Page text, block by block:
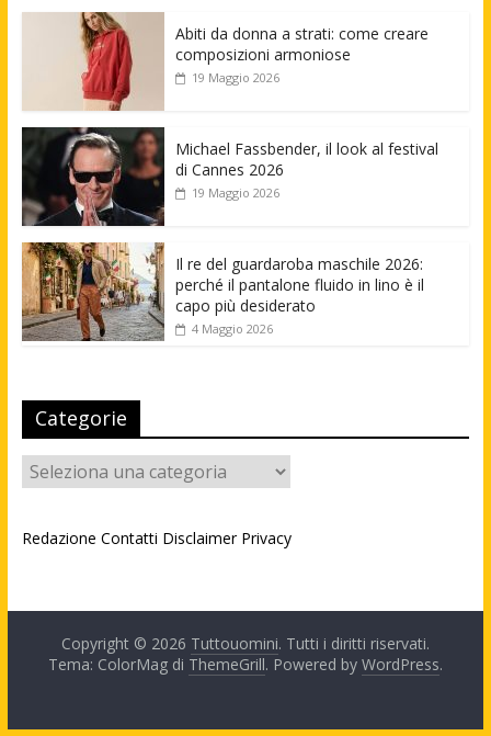
Abiti da donna a strati: come creare
composizioni armoniose
19 Maggio 2026
Michael Fassbender, il look al festival
di Cannes 2026
19 Maggio 2026
Il re del guardaroba maschile 2026:
perché il pantalone fluido in lino è il
capo più desiderato
4 Maggio 2026
Categorie
Categorie
Redazione Contatti Disclaimer Privacy
Copyright © 2026 Tuttouomini. Tutti i diritti riservati.
Tema: ColorMag di ThemeGrill. Powered by WordPress.